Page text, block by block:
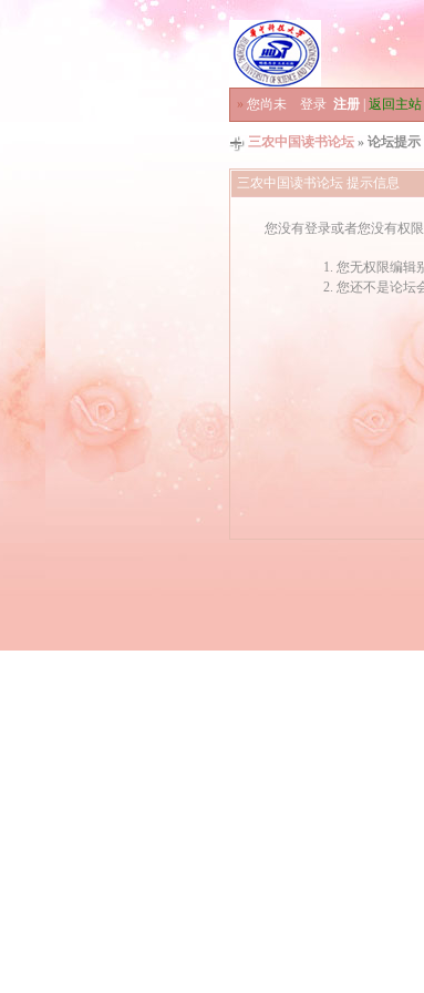
» 您尚未 登录 注册 返回主站
三农中国读书论坛 » 论坛提示
三农中国读书论坛 提示信息
您没有登录或者您没有权
您无权限编辑
您还不是论坛